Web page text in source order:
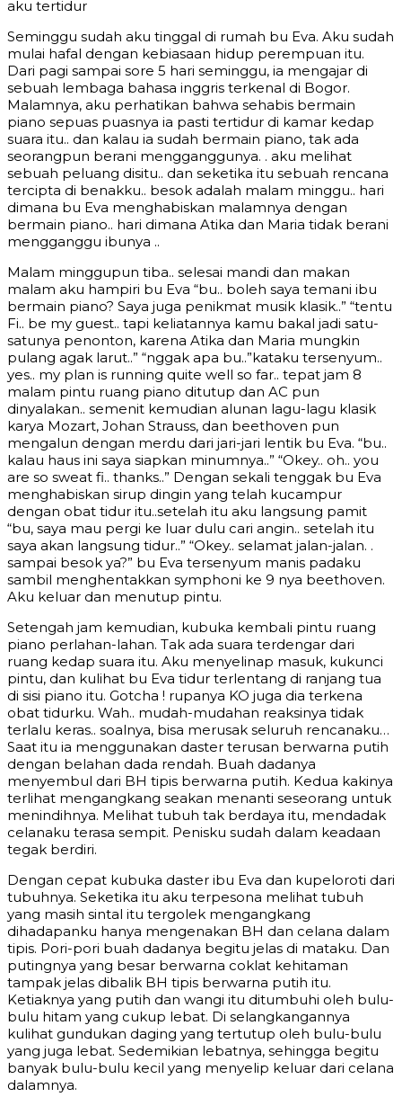
aku tertidur
Seminggu sudah aku tinggal di rumah bu Eva. Aku sudah
mulai hafal dengan kebiasaan hidup perempuan itu.
Dari pagi sampai sore 5 hari seminggu, ia mengajar di
sebuah lembaga bahasa inggris terkenal di Bogor.
Malamnya, aku perhatikan bahwa sehabis bermain
piano sepuas puasnya ia pasti tertidur di kamar kedap
suara itu.. dan kalau ia sudah bermain piano, tak ada
seorangpun berani mengganggunya. . aku melihat
sebuah peluang disitu.. dan seketika itu sebuah rencana
tercipta di benakku.. besok adalah malam minggu.. hari
dimana bu Eva menghabiskan malamnya dengan
bermain piano.. hari dimana Atika dan Maria tidak berani
mengganggu ibunya ..
Malam minggupun tiba.. selesai mandi dan makan
malam aku hampiri bu Eva “bu.. boleh saya temani ibu
bermain piano? Saya juga penikmat musik klasik..” “tentu
Fi.. be my guest.. tapi keliatannya kamu bakal jadi satu-
satunya penonton, karena Atika dan Maria mungkin
pulang agak larut..” “nggak apa bu..”kataku tersenyum..
yes.. my plan is running quite well so far.. tepat jam 8
malam pintu ruang piano ditutup dan AC pun
dinyalakan.. semenit kemudian alunan lagu-lagu klasik
karya Mozart, Johan Strauss, dan beethoven pun
mengalun dengan merdu dari jari-jari lentik bu Eva. “bu..
kalau haus ini saya siapkan minumnya..” “Okey.. oh.. you
are so sweat fi.. thanks..” Dengan sekali tenggak bu Eva
menghabiskan sirup dingin yang telah kucampur
dengan obat tidur itu..setelah itu aku langsung pamit
“bu, saya mau pergi ke luar dulu cari angin.. setelah itu
saya akan langsung tidur..” “Okey.. selamat jalan-jalan. .
sampai besok ya?” bu Eva tersenyum manis padaku
sambil menghentakkan symphoni ke 9 nya beethoven.
Aku keluar dan menutup pintu.
Setengah jam kemudian, kubuka kembali pintu ruang
piano perlahan-lahan. Tak ada suara terdengar dari
ruang kedap suara itu. Aku menyelinap masuk, kukunci
pintu, dan kulihat bu Eva tidur terlentang di ranjang tua
di sisi piano itu. Gotcha ! rupanya KO juga dia terkena
obat tidurku. Wah.. mudah-mudahan reaksinya tidak
terlalu keras.. soalnya, bisa merusak seluruh rencanaku…
Saat itu ia menggunakan daster terusan berwarna putih
dengan belahan dada rendah. Buah dadanya
menyembul dari BH tipis berwarna putih. Kedua kakinya
terlihat mengangkang seakan menanti seseorang untuk
menindihnya. Melihat tubuh tak berdaya itu, mendadak
celanaku terasa sempit. Penisku sudah dalam keadaan
tegak berdiri.
Dengan cepat kubuka daster ibu Eva dan kupeloroti dari
tubuhnya. Seketika itu aku terpesona melihat tubuh
yang masih sintal itu tergolek mengangkang
dihadapanku hanya mengenakan BH dan celana dalam
tipis. Pori-pori buah dadanya begitu jelas di mataku. Dan
putingnya yang besar berwarna coklat kehitaman
tampak jelas dibalik BH tipis berwarna putih itu.
Ketiaknya yang putih dan wangi itu ditumbuhi oleh bulu-
bulu hitam yang cukup lebat. Di selangkangannya
kulihat gundukan daging yang tertutup oleh bulu-bulu
yang juga lebat. Sedemikian lebatnya, sehingga begitu
banyak bulu-bulu kecil yang menyelip keluar dari celana
dalamnya.